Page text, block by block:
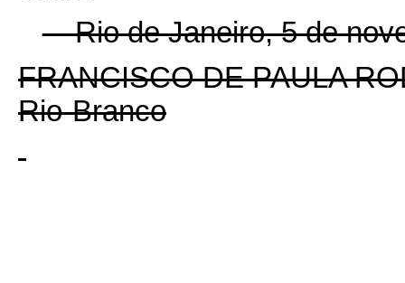
Rio de Janeiro, 5 de
FRANCISCO DE PAULA
Rio-Branco